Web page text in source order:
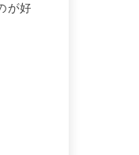
が好